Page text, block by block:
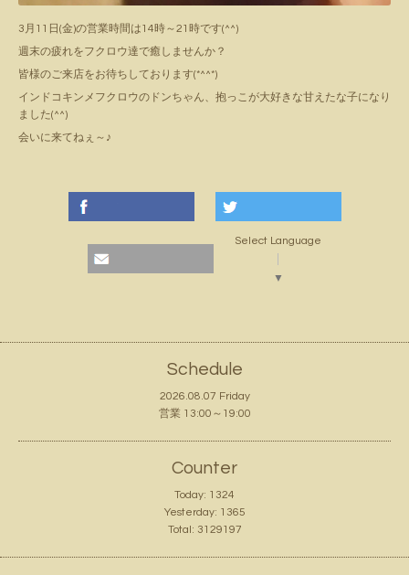
3月11日(金)の営業時間は14時～21時です(^^)
週末の疲れをフクロウ達で癒しませんか？
皆様のご来店をお待ちしております(*^^*)
インドコキンメフクロウのドンちゃん、抱っこが大好きな甘えたな子になり
ました(^^)
会いに来てねぇ～♪
Select Language
▼
Schedule
2026.08.07 Friday
営業 13:00～19:00
Counter
Today: 1324
Yesterday: 1365
Total: 3129197